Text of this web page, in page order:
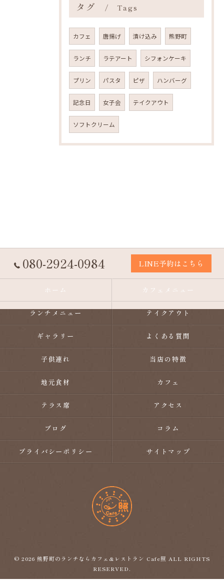
タグ Tags
カフェ 唐揚げ 漬け込み 熊野町
ランチ ラテアート シフォンケーキ
プリン パスタ ピザ ハンバーグ
記念日 女子会 テイクアウト
ソフトクリーム
080-2924-0984 LINE予約はこちら
ホーム カフェメニュー
ランチメニュー テイクアウト
ギャラリー よくある質問
子供連れ 当店の特徴
地元食材 カフェ
テラス席 アクセス
ブログ コラム
プライバシーポリシー サイトマップ
© 2026 熊野町のランチならカフェ&レストラン Cafe照 ALL RIGHTS
RESERVED.